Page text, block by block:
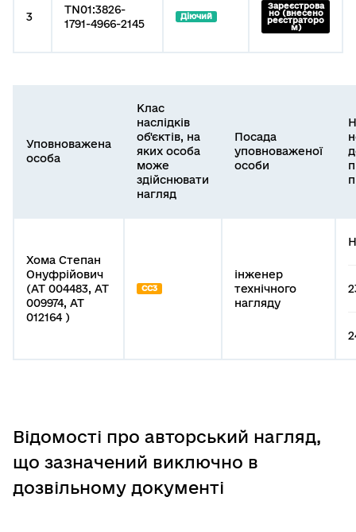
3
TN01:3826-
1791-4966-2145
Діючий
Зареєстрова
но (внесено
реєстраторо
м)
Уповноважена
особа
Клас
наслідків
об'єктів, на
яких особа
може
здійснювати
нагляд
Посада
уповноваженої
особи
Хома Степан
Онуфрійович
(АТ 004483, АТ
009974, АТ
012164 )
СС3
інженер
технічного
нагляду
Відомості про авторський нагляд,
що зазначений виключно в
дозвільному документі